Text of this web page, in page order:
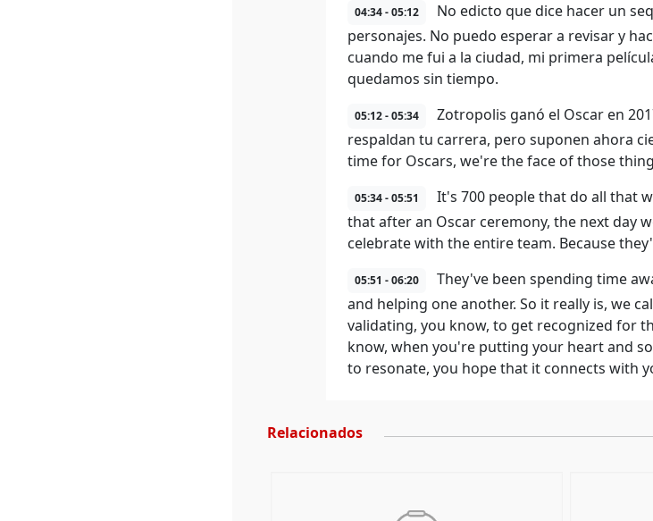
04:34 - 05:12
No edicto que dice hacer un
personajes. No puedo esperar a revisar y
cuando me fui a la ciudad, mi primera
quedamos sin tiempo.
05:12 - 05:34
Zotropolis ganó el Oscar en
respaldan tu carrera, pero suponen ahora
time for Oscars, we're the face of those
05:34 - 05:51
It's 700 people that do all that
that after an Oscar ceremony, the next day
celebrate with the entire team. Because
05:51 - 06:20
They've been spending time
and helping one another. So it really is, we
validating, you know, to get recognized for
know, when you're putting your heart and
to resonate, you hope that it connects with
Relacionados